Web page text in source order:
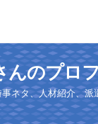
んのプロ
ネタ、人材紹介、